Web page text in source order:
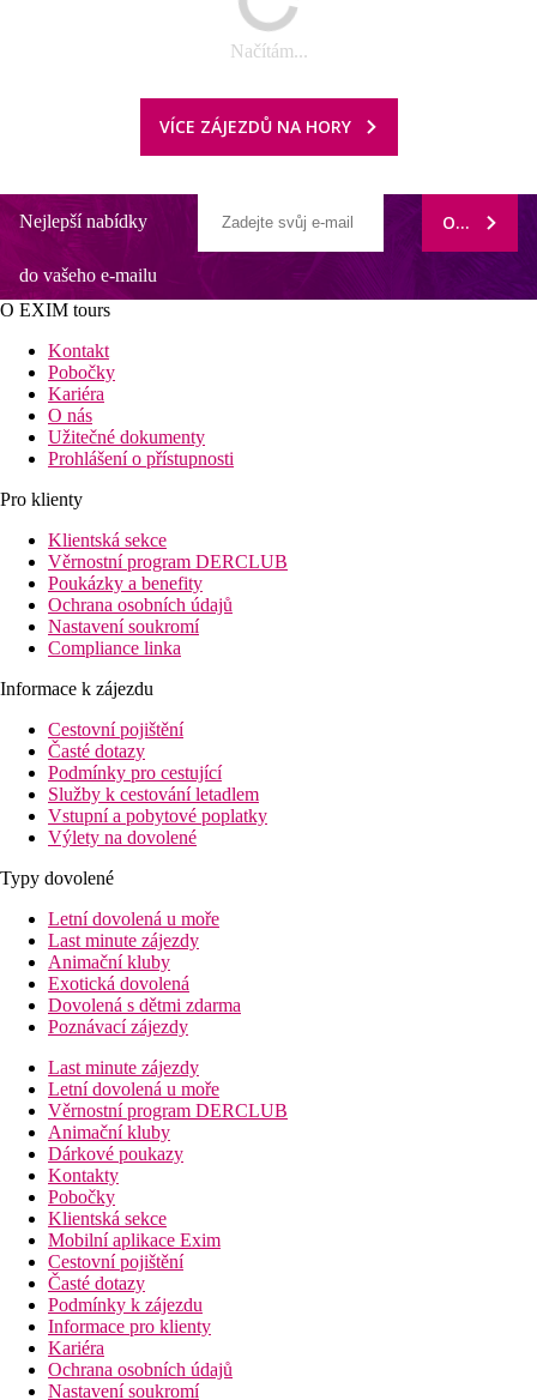
Načítám...
VÍCE ZÁJEZDŮ NA HORY
Nejlepší nabídky
do vašeho e-mailu
ODEBÍRAT
O EXIM tours
Kontakt
Pobočky
Kariéra
O nás
Užitečné dokumenty
Prohlášení o přístupnosti
Pro klienty
Klientská sekce
Věrnostní program DERCLUB
Poukázky a benefity
Ochrana osobních údajů
Nastavení soukromí
Compliance linka
Informace k zájezdu
Cestovní pojištění
Časté dotazy
Podmínky pro cestující
Služby k cestování letadlem
Vstupní a pobytové poplatky
Výlety na dovolené
Typy dovolené
Letní dovolená u moře
Last minute zájezdy
Animační kluby
Exotická dovolená
Dovolená s dětmi zdarma
Poznávací zájezdy
Last minute zájezdy
Letní dovolená u moře
Věrnostní program DERCLUB
Animační kluby
Dárkové poukazy
Kontakty
Pobočky
Klientská sekce
Mobilní aplikace Exim
Cestovní pojištění
Časté dotazy
Podmínky k zájezdu
Informace pro klienty
Kariéra
Ochrana osobních údajů
Nastavení soukromí